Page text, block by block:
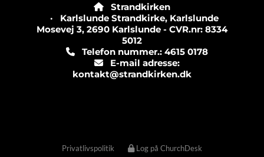

Strandkirken
· Karlslunde Strandkirke, Karlslunde
Mosevej 3, 2690 Karlslunde - CVR.nr: 8334
5012
Telefon nummer.: 4615 0178
E-mail adresse:
kontakt@strandkirken.dk
Privatlivspolitik Log på ChurchDesk